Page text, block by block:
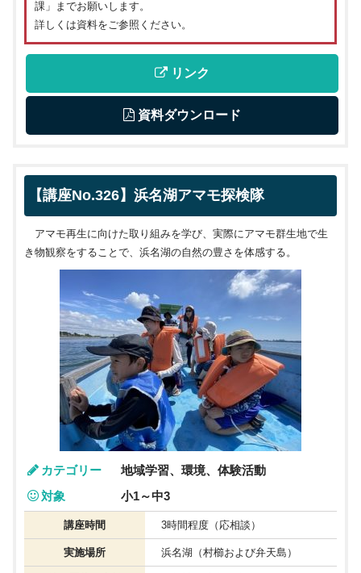
課」までお願いします。
詳しくは資料をご参照ください。
リンク
資料ダウンロード
【講座No.326】浜名湖アマモ探検隊
アマモ再生に向けた取り組みを学び、実際にアマモ群生地で生
き物観察をすることで、浜名湖の自然の豊さを体感する。
カテゴリー
地域学習、環境、体験活動
対象
小1～中3
講座時間 3時間程度（応相談）
実施場所 浜名湖（村櫛および弁天島）